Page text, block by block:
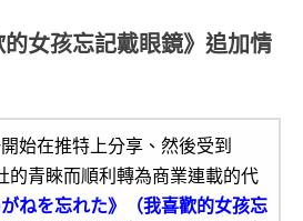
女孩忘記戴眼鏡》追加情
始在推特上分享、然後受到
的青睞而順利轉為商業連載的代
がねを忘れた》（我喜歡的女孩忘